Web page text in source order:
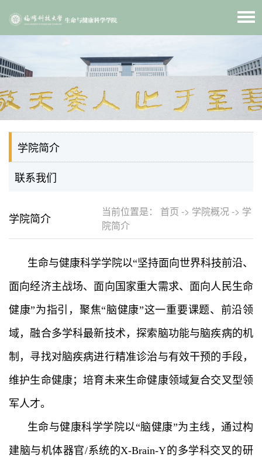
学院简介
联系我们
学院简介 当前位置是： 首页 -> 学院概况-> 学
院简介
生命与健康科学学院以“坚持面向世界科技前沿、
面向经济主战场、面向国家重大需求、面向人民生命
健康”为指引，聚焦“脑健康”这一重要课题、前沿领
域，融合多学科最新技术，探索脑功能与脑疾病的机
制，寻找对脑疾病进行精准诊治与有效干预的手段，
维护生命健康；培育未来生命健康领域复合交叉型领
军人才。
生命与健康科学学院以“脑健康”为主线，通过构
建脑与机体器官/系统的X-Brain-Y的多学科交叉的研